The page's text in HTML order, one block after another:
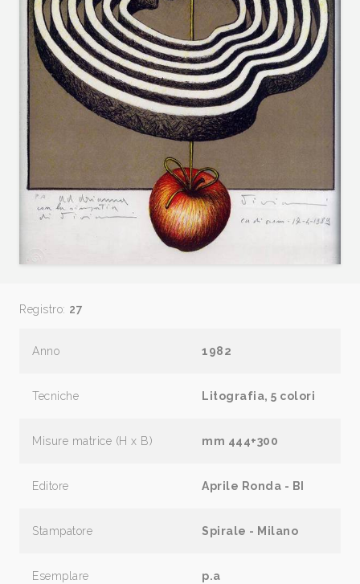
Registro: 27
Anno 1982
Tecniche Litografia, 5 colori
Misure matrice (H x B) mm 444+300
Editore Aprile Ronda - BI
Stampatore Spirale - Milano
Esemplare p.a